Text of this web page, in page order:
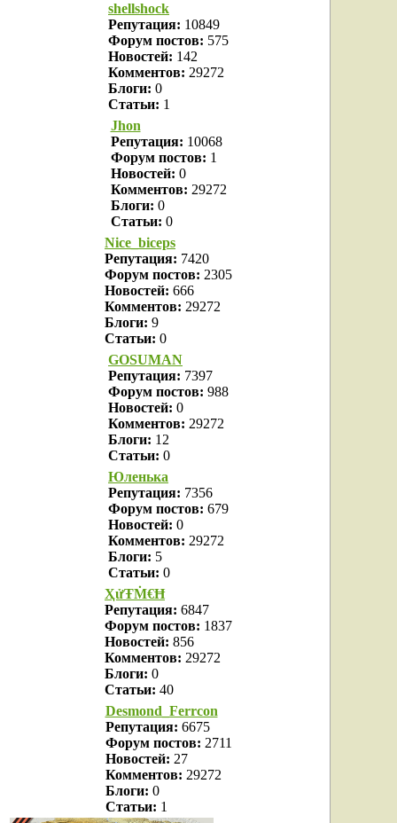
shellshock
Репутация: 10849
Форум постов: 575
Новостей: 142
Комментов: 29272
Блоги: 0
Статьи: 1
Jhon
Репутация: 10068
Форум постов: 1
Новостей: 0
Комментов: 29272
Блоги: 0
Статьи: 0
Nice_biceps
Репутация: 7420
Форум постов: 2305
Новостей: 666
Комментов: 29272
Блоги: 9
Статьи: 0
GOSUMAN
Репутация: 7397
Форум постов: 988
Новостей: 0
Комментов: 29272
Блоги: 12
Статьи: 0
Юленька
Репутация: 7356
Форум постов: 679
Новостей: 0
Комментов: 29272
Блоги: 5
Статьи: 0
ҲửŦṀ€Ħ
Репутация: 6847
Форум постов: 1837
Новостей: 856
Комментов: 29272
Блоги: 0
Статьи: 40
Desmond_Ferrcon
Репутация: 6675
Форум постов: 2711
Новостей: 27
Комментов: 29272
Блоги: 0
Статьи: 1